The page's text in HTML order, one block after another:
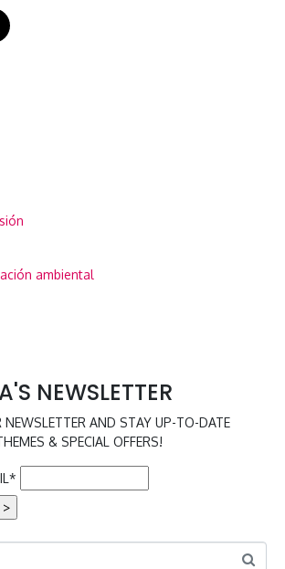
ambiental
NEWSLETTER
NEWSLETTER AND STAY UP-TO-DATE
& SPECIAL OFFERS!